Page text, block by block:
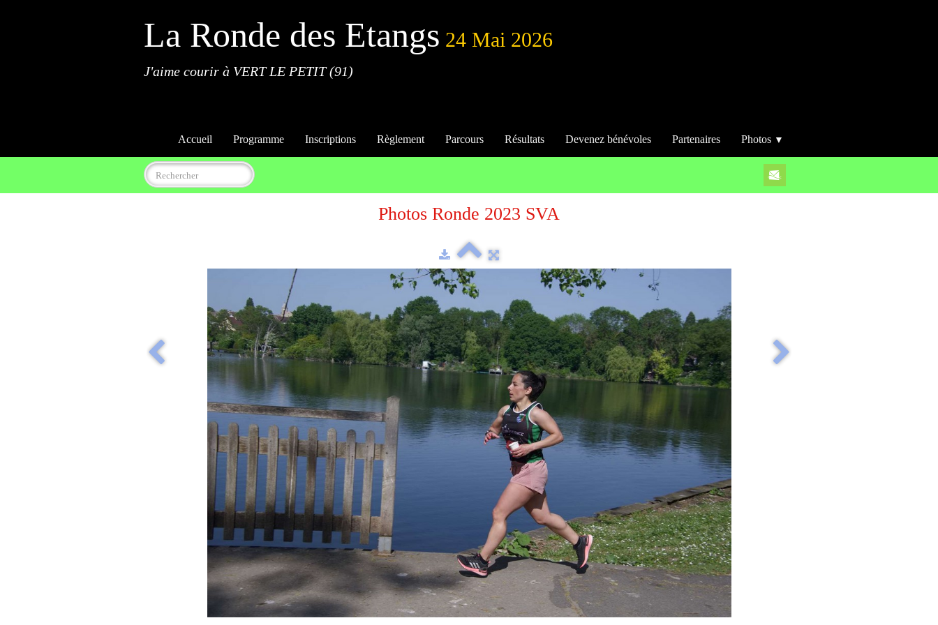
La Ronde des Etangs 24 Mai 2026
J'aime courir à VERT LE PETIT (91)
Accueil Programme Inscriptions Règlement Parcours Résultats Devenez bénévoles Partenaires Photos ▼
Photos Ronde 2023 SVA